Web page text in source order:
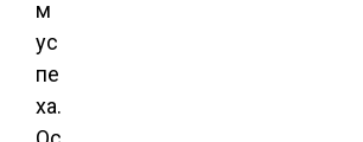
м
ус
пе
ха.